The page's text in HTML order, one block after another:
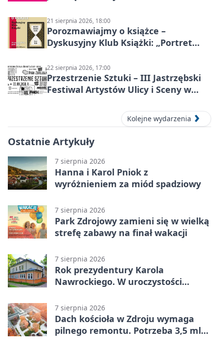
21 sierpnia 2026, 18:00
Porozmawiajmy o książce –
Dyskusyjny Klub Książki: „Portret
22 sierpnia 2026, 17:00
Przestrzenie Sztuki – III Jastrzębski
Festiwal Artystów Ulicy i Sceny w
Kolejne wydarzenia
Ostatnie Artykuły
7 sierpnia 2026
Hanna i Karol Pniok z
wyróżnieniem za miód spadziowy
7 sierpnia 2026
Park Zdrojowy zamieni się w wielką
strefę zabawy na finał wakacji
7 sierpnia 2026
Rok prezydentury Karola
Nawrockiego. W uroczystości
7 sierpnia 2026
Dach kościoła w Zdroju wymaga
pilnego remontu. Potrzeba 3,5 mln